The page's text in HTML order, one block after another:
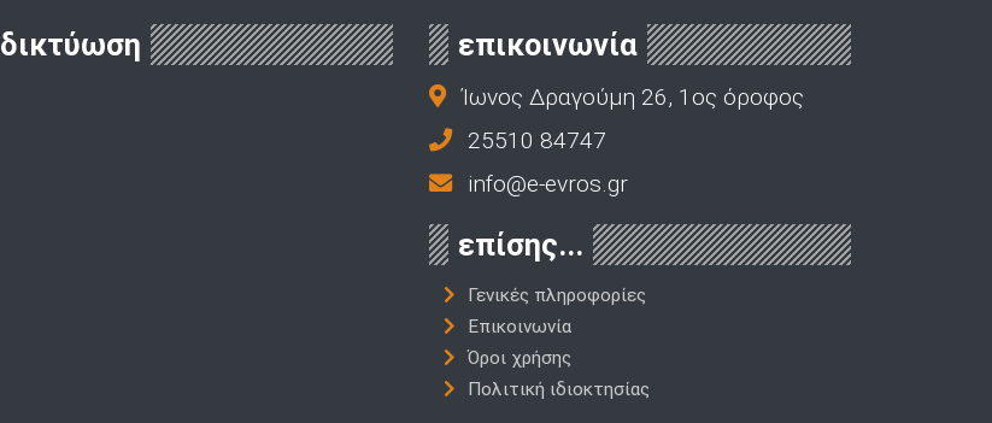
δικτύωση επικοινωνία
Ίωνος Δραγούμη 26, 1ος όροφος
25510 84747
info@e-evros.gr
επίσης...
Γενικές πληροφορίες
Επικοινωνία
Όροι χρήσης
Πολιτική ιδιοκτησίας